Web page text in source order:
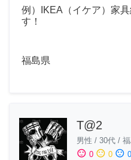
例）IKEA（イケア）家
す！
福島県
T@2
男性 / 30代 /
sentiment_satisfied 0 sentiment_neutral 0 sentiment_dissatisfied 0